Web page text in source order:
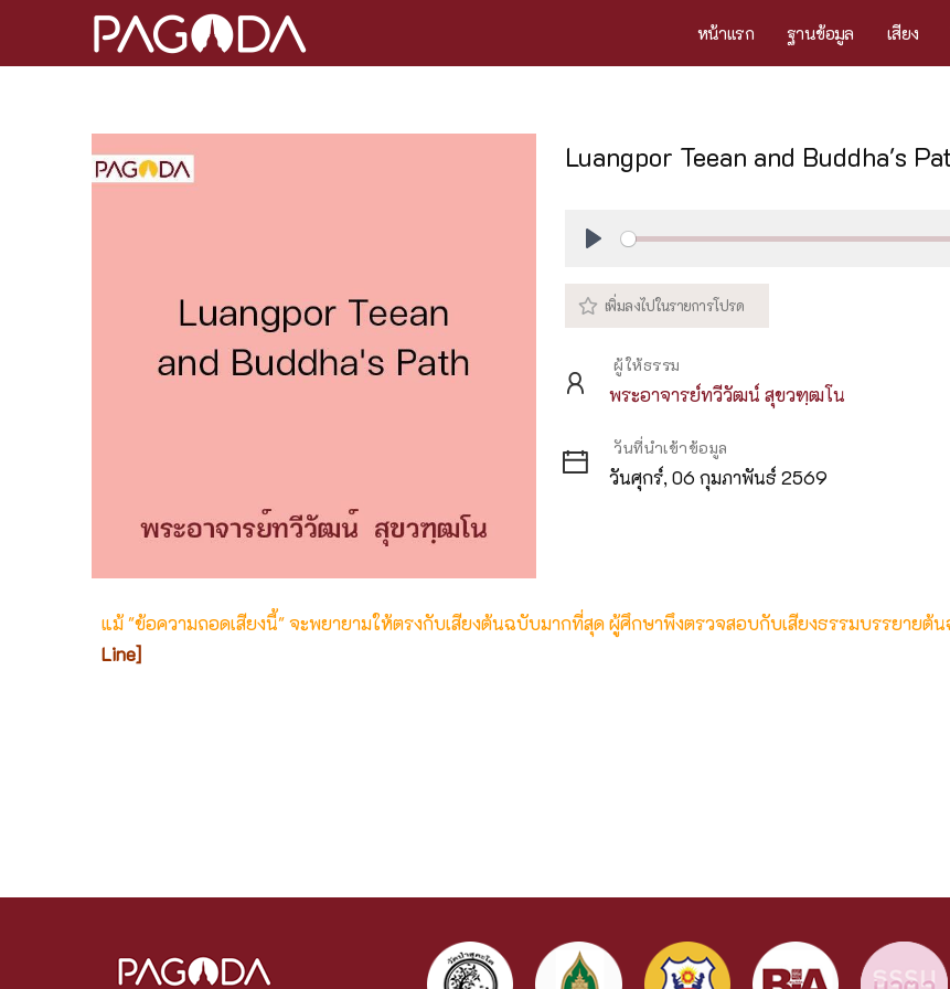
หน้าแรก ฐานข้อมูล เสียง
Luangpor Teean and Buddha's
ผู้ให้ธรรม
พระอาจารย์ทวีวัฒน์ สุขวฑฺฒโน
วันที่นำเข้าข้อมูล
วันศุกร์, 06 กุมภาพันธ์ 2569
แม้ "ข้อความถอดเสียงนี้" จะพยายามให้ตรงกับเสียงต้นฉบับมากที่สุด ผู้ศึกษาพึงตรวจสอบกับเสียงธรรมบรรยายต้
Line]